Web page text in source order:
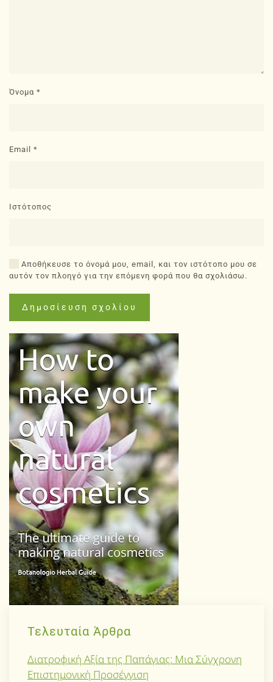
Όνομα *
Email *
Ιστότοπος
Αποθήκευσε το όνομά μου, email, και τον ιστότοπο μου σε
αυτόν τον πλοηγό για την επόμενη φορά που θα σχολιάσω.
Δημοσίευση σχολίου
Τελευταία Άρθρα
Διατροφική Αξία της Παπάγιας: Μια Σύγχρονη
Επιστημονική Προσέγγιση